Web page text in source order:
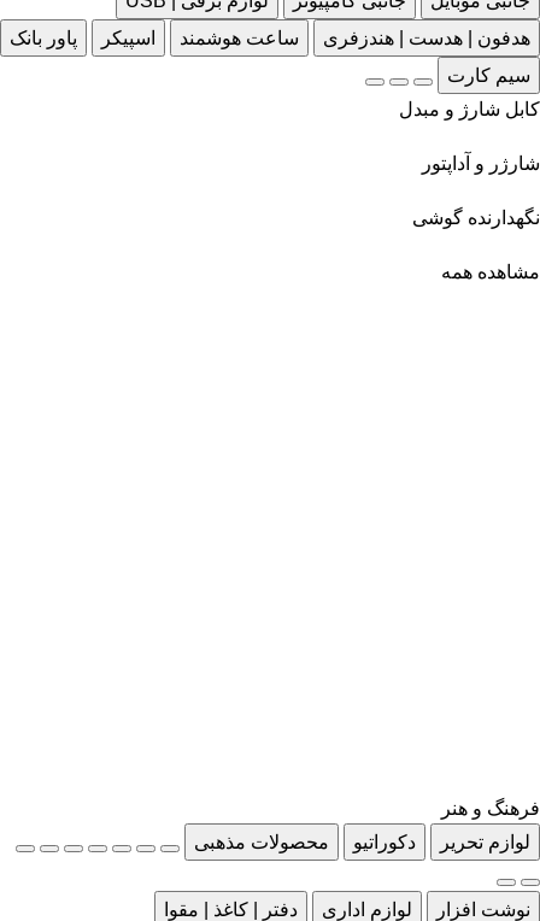
هدفون | هدست | هندزفری
ساعت هوشمند اسپیکر
پاور بانک
سیم کارت
کابل شارژ و مبدل
شارژر و آداپتور
نگهدارنده گوشی
مشاهده همه
فرهنگ و هنر
لوازم تحریر
دکوراتیو محصولات مذهبی
نوشت افزار لوازم اداری
دفتر | کاغذ | مقوا